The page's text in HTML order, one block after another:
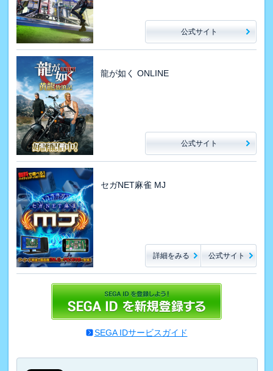
公式サイト
龍が如く ONLINE
公式サイト
セガNET麻雀 MJ
詳細をみる 公式サイト
SEGA IDサービスガイド